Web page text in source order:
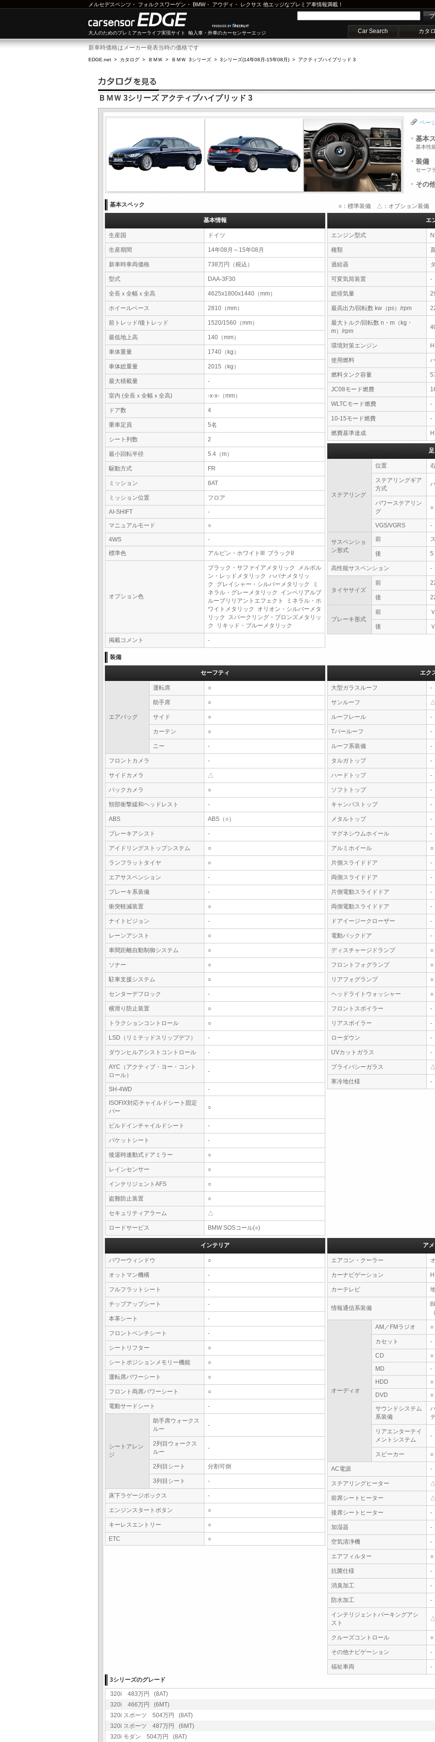
メルセデスベンツ ・ フォルクスワーゲン ・ BMW・ アウディ ・ レクサス 他エッジなプレミア車情報満載！
大人のためのプレミアカーライフ実現サイト 輸入車・外車のカーセンサーエッジ Car Search カタ
新車時価格はメーカー発表当時の価格です
EDGE.net > カタログ > ＢＭＷ > ＢＭＷ 3シリーズ > 3シリーズ(14年08月-15年08月) > アクティブハイブリッド 3
ＢＭＷ 3シリーズ アクティブハイブリッド 3
ペー
基本
基本性
装備
セーフ
その
基本スペック ○：標準装備 △：オプション装備 -
基本情報
生産国 ドイツ
生産期間 14年08月～15年08月
新車時車両価格 738万円（税込）
型式 DAA-3F30
全長ｘ全幅ｘ全高 4625x1800x1440（mm）
ホイールベース 2810（mm）
前トレッド/後トレッド 1520/1560（mm）
最低地上高 140（mm）
車体重量 1740（kg）
車体総重量 2015（kg）
最大積載量 -
室内 (全長ｘ全幅ｘ全高) -x-x-（mm）
ドア数 4
乗車定員 5名
シート列数 2
最小回転半径 5.4（m）
駆動方式 FR
ミッション 8AT
ミッション位置 フロア
AI-SHIFT
-
マニュアルモード
○
4WS
-
標準色
アルピン・ホワイトIII ブラックII
オプション色
ブラック・サファイアメタリック メルボル
ン・レッドメタリック ハバナメタリッ
ク グレイシャー・シルバーメタリック ミ
ネラル・グレーメタリック インペリアルブ
ルーブリリアントエフェクト ミネラル・ホ
ワイトメタリック オリオン・シルバーメタ
リック スパークリング・ブロンズメタリッ
ク リキッド・ブルーメタリック
掲載コメント -
エ
エンジン型式
種類
過給器
可変気筒装置 -
総排気量
最高出力/回転数 kw（ps）/rpm
最大トルク/回転数 n・m（kg・
m）/rpm
環境対策エンジン
使用燃料
燃料タンク容量
JC08モード燃費
WLTCモード燃費 -
10-15モード燃費 -
燃費基準達成
ステアリング
位置
ステアリングギア
方式
パワーステアリン
グ
○
VGS/VGRS -
サスペンショ
ン形式
前
後 5
高性能サスペンション -
タイヤサイズ
前
後
ブレーキ形式
前
後
装備
セーフティ
エアバッグ
運転席 ○
助手席 ○
サイド ○
カーテン ○
ニー -
フロントカメラ -
サイドカメラ △
バックカメラ ○
頸部衝撃緩和ヘッドレスト -
ABS ABS（○）
ブレーキアシスト -
アイドリングストップシステム ○
ランフラットタイヤ ○
エアサスペンション -
ブレーキ系装備 -
衝突軽減装置 ○
ナイトビジョン -
レーンアシスト ○
車間距離自動制御システム ○
ソナー ○
駐車支援システム ○
センターデフロック -
横滑り防止装置 ○
トラクションコントロール ○
LSD（リミテッドスリップデフ） -
ダウンヒルアシストコントロール -
AYC（アクティブ・ヨー・コント
ロール）
-
SH-4WD
-
ISOFIX対応チャイルドシート固定
バー
○
ビルドインチャイルドシート -
バケットシート -
後退時連動式ドアミラー ○
レインセンサー ○
インテリジェントAFS ○
盗難防止装置 ○
セキュリティアラーム △
ロードサービス BMW SOSコール(○)
エク
大型ガラスルーフ -
サンルーフ
ルーフレール -
Tバールーフ -
ルーフ系装備 -
タルガトップ -
ハードトップ -
ソフトトップ -
キャンバストップ -
メタルトップ -
マグネシウムホイール -
アルミホイール ○
片側スライドドア -
両側スライドドア -
片側電動スライドドア -
両側電動スライドドア -
ドアイージークローザー -
電動バックドア -
ディスチャージドランプ ○
フロントフォグランプ ○
リアフォグランプ ○
ヘッドライトウォッシャー ○
フロントスポイラー -
リアスポイラー -
ローダウン -
UVカットガラス -
プライバシーガラス
寒冷地仕様 -
インテリア
パワーウィンドウ ○
オットマン機構 -
フルフラットシート -
チップアップシート -
本革シート -
フロントベンチシート -
シートリフター ○
シートポジションメモリー機能 ○
運転席パワーシート ○
フロント両席パワーシート ○
電動サードシート -
シートアレン
ジ
助手席ウォークス
ルー
-
2列目ウォークス
ルー
-
2列目シート 分割可倒
3列目シート -
床下ラゲージボックス -
エンジンスタートボタン ○
キーレスエントリー ○
ETC ○
ア
エアコン・クーラー
カーナビゲーション
カーテレビ
情報通信系装備
オーディオ
AM／FMラジオ ○
カセット -
CD
○
MD
-
HDD
○
DVD
○
サウンドシステム
系装備
リアエンターテイ
メントシステム
-
スピーカー ○
AC電源 -
ステアリングヒーター
前席シートヒーター
後席シートヒーター -
加湿器 -
空気清浄機 -
エアフィルター ○
抗菌仕様 -
消臭加工 -
防水加工 -
インテリジェントパーキングアシ
スト
クルーズコントロール ○
その他ナビゲーション -
福祉車両
-
3シリーズのグレード
320i 483万円 (8AT)
320i 466万円 (6MT)
320i スポーツ 504万円 (8AT)
320i スポーツ 487万円 (6MT)
320i モダン 504万円 (8AT)